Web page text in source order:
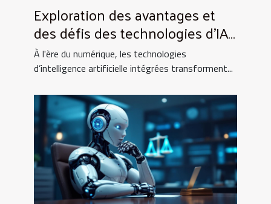
Exploration des avantages et
des défis des technologies d'IA
intégrées
À l'ère du numérique, les technologies
d’intelligence artificielle intégrées transforment...